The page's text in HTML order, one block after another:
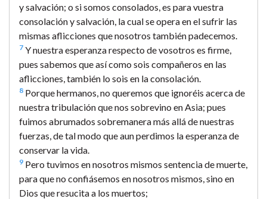
y salvación; o si somos consolados, es para vuestra
consolación y salvación, la cual se opera en el sufrir las
mismas aflicciones que nosotros también padecemos.
7 Y nuestra esperanza respecto de vosotros es firme,
pues sabemos que así como sois compañeros en las
aflicciones, también lo sois en la consolación.
8 Porque hermanos, no queremos que ignoréis acerca de
nuestra tribulación que nos sobrevino en Asia; pues
fuimos abrumados sobremanera más allá de nuestras
fuerzas, de tal modo que aun perdimos la esperanza de
conservar la vida.
9 Pero tuvimos en nosotros mismos sentencia de muerte,
para que no confiásemos en nosotros mismos, sino en
Dios que resucita a los muertos;